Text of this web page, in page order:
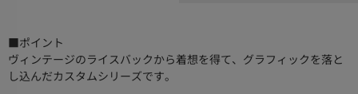
■ポイント
ヴィンテージのライスバックから着想を得て、グラフィックを落と
し込んだカスタムシリーズです。